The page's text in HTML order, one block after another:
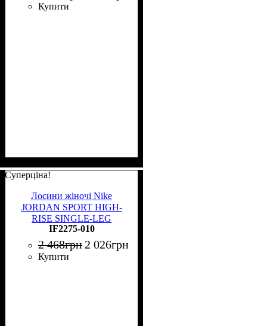
Купити
Суперціна!
Лосини жіночі Nike
JORDAN SPORT HIGH-
RISE SINGLE-LEG
BASKETBALL LEGGINGS
(LEFT) чорні IF2275-010
IF2275-010
2 468грн 2 026грн
Купити